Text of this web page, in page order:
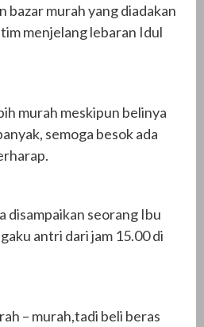
bazar murah yang diadakan
menjelang lebaran Idul
murah meskipun belinya
semoga besok ada
disampaikan seorang Ibu
antri dari jam 15.00 di
– murah,tadi beli beras